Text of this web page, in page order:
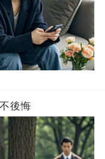
後悔